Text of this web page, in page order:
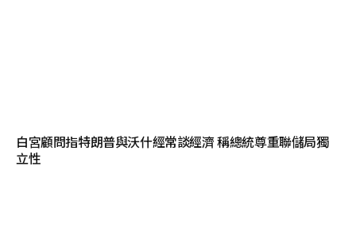
白宮顧問指特朗普與沃什經常談經濟 稱總統尊重聯儲局獨
立性